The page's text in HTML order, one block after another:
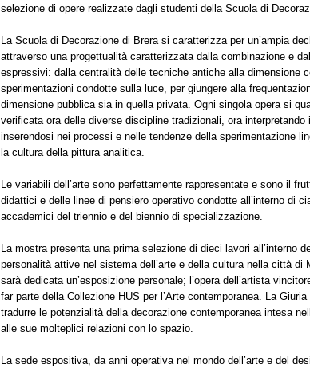
selezione di opere realizzate dagli studenti della Scuola di
La Scuola di Decorazione di Brera si caratterizza per un’ampia
attraverso una progettualità caratterizzata dalla combinazione e
espressivi: dalla centralità delle tecniche antiche alla dimensione
sperimentazioni condotte sulla luce, per giungere alla
dimensione pubblica sia in quella privata. Ogni singola opera si
verificata ora delle diverse discipline tradizionali, ora
inserendosi nei processi e nelle tendenze della sperimentazione
la cultura della pittura analitica.
Le variabili dell’arte sono perfettamente rappresentate e sono il
didattici e delle linee di pensiero operativo condotte all’interno di
accademici del triennio e del biennio di specializzazione.
La mostra presenta una prima selezione di dieci lavori all’interno
personalità attive nel sistema dell’arte e della cultura nella città di
sarà dedicata un’esposizione personale; l’opera dell’artista
far parte della Collezione HUS per l’Arte contemporanea. La Giuria
tradurre le potenzialità della decorazione contemporanea intesa
alle sue molteplici relazioni con lo spazio.
La sede espositiva, da anni operativa nel mondo dell’arte e del